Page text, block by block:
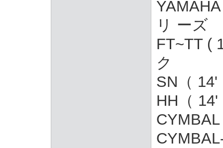
リ ーズ
FT~TT (
ク
SN（ 14'
HH（ 14'